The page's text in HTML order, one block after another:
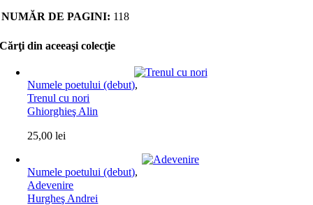
NUMĂR DE PAGINI: 118
Cărţi din aceeaşi colecţie
Numele poetului (debut),
Trenul cu nori
Ghiorghieş Alin
25,00lei
Numele poetului (debut),
Adevenire
Hurgheş Andrei